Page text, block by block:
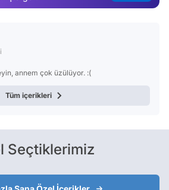
annem çok üzülüyor. :(
Tüm içerikleri
Seçtiklerimiz